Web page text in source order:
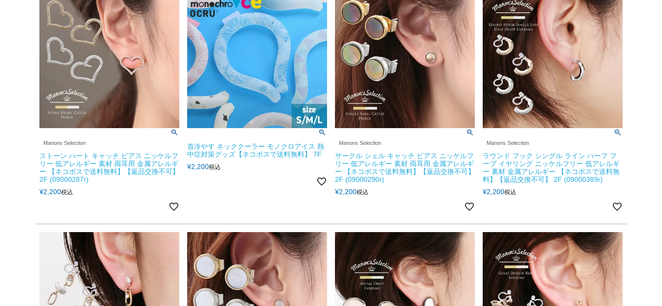
Manons Selection
ストーン ハート キャッチ ピアス ニッケルフ
リー 低アレルギー 素材 両耳用 金属アレルギ
ー 【ネコポスで送料無料】【返品交換不可】
2F (09000287r)
¥2,200税込
首冷やす ネッククーラー モノクロアイス 熱
中症対策グッズ【ネコポスで送料無料】 7F
¥2,200税込
Manons Selection
サークル シェル キャッチ ピアス ニッケルフ
リー 低アレルギー 素材 両耳用 金属アレルギ
ー 【ネコポスで送料無料】【返品交換不可】
2F (09000290r)
¥2,200税込
Manons Selection
ラウンド フック シングル ライン ハーフ フ
ープ イヤリング ニッケルフリー 低アレルギ
ー 素材 金属アレルギー 【ネコポスで送料無
料】【返品交換不可】 2F (09000389r)
¥2,200税込